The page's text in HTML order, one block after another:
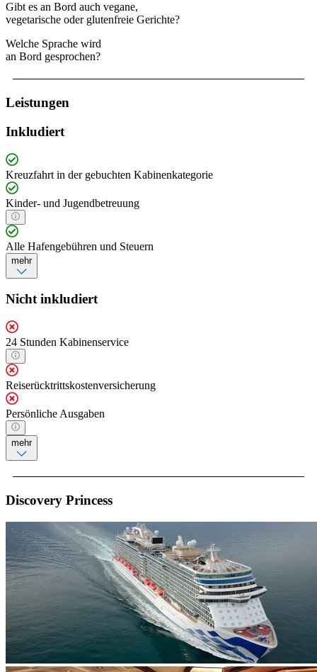
Gibt es an Bord auch vegane,
vegetarische oder glutenfreie Gerichte?
Welche Sprache wird
an Bord gesprochen?
Leistungen
Inkludiert
Kreuzfahrt in der gebuchten Kabinenkategorie
Kinder- und Jugendbetreuung
Alle Hafengebühren und Steuern
mehr
Nicht inkludiert
24 Stunden Kabinenservice
Reiserücktrittskostenversicherung
Persönliche Ausgaben
mehr
Discovery Princess